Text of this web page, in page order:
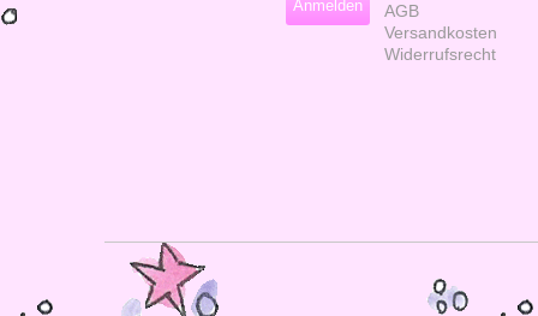
AGB
Versandkosten
Widerrufsrecht